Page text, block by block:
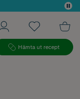
Hämta ut recept